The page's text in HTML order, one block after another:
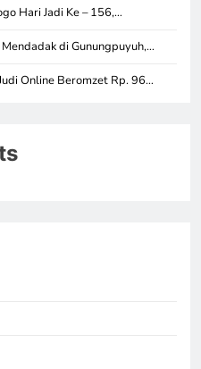
Hari Jadi Ke – 156,…
di Gunungpuyuh,…
Online Beromzet Rp. 96…